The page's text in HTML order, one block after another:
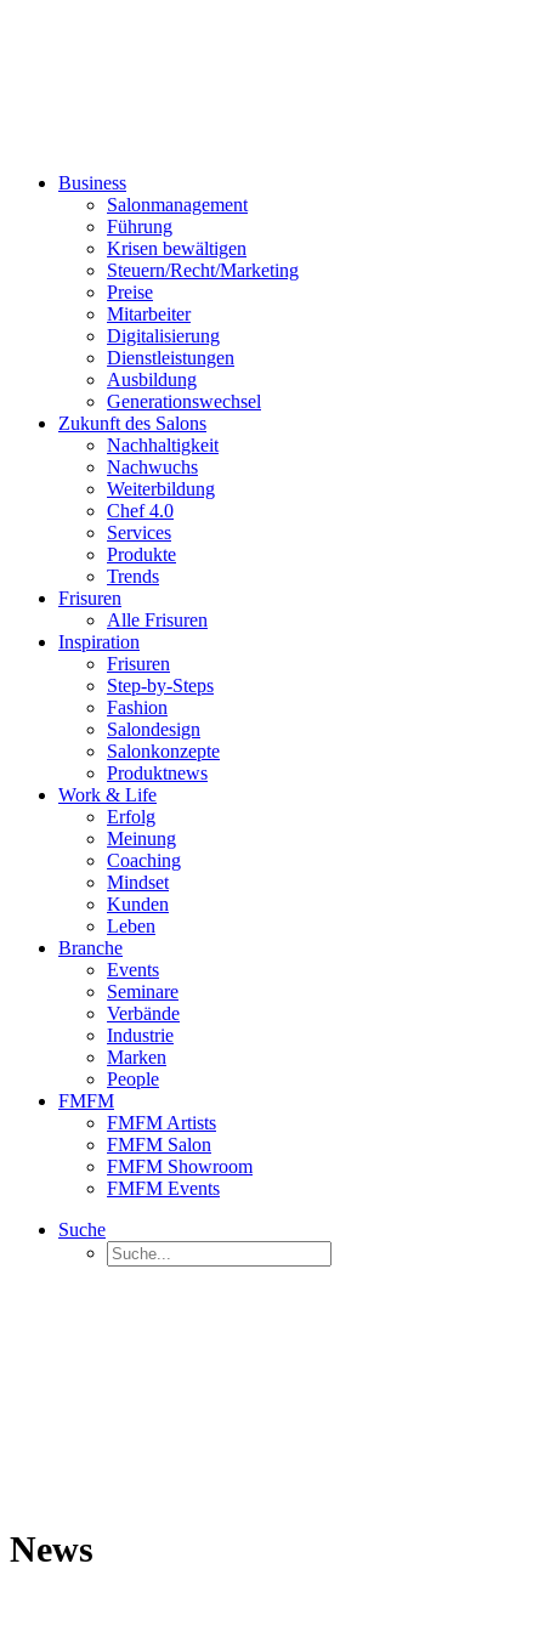
Business
Salonmanagement
Führung
Krisen bewältigen
Steuern/Recht/Marketing
Preise
Mitarbeiter
Digitalisierung
Dienstleistungen
Ausbildung
Generationswechsel
Zukunft des Salons
Nachhaltigkeit
Nachwuchs
Weiterbildung
Chef 4.0
Services
Produkte
Trends
Frisuren
Alle Frisuren
Inspiration
Frisuren
Step-by-Steps
Fashion
Salondesign
Salonkonzepte
Produktnews
Work & Life
Erfolg
Meinung
Coaching
Mindset
Kunden
Leben
Branche
Events
Seminare
Verbände
Industrie
Marken
People
FMFM
FMFM Artists
FMFM Salon
FMFM Showroom
FMFM Events
Suche
News